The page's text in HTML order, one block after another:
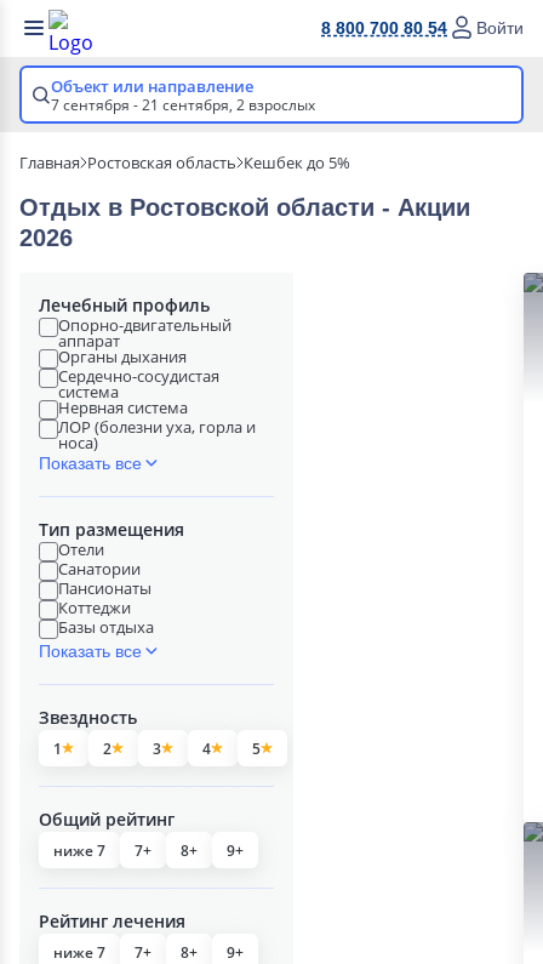
8 800 700 80 54 Войти
Объект или направление
7 сентября - 21 сентября, 2 взрослых
Главная Ростовская область Кешбек до 5%
Отдых в Ростовской области - Акции
2026
Лечебный профиль
Опорно-двигательный
аппарат
Органы дыхания
Сердечно-сосудистая
система
Нервная система
ЛОР (болезни уха, горла и
носа)
Показать все
Тип размещения
Отели
Санатории
Пансионаты
Коттеджи
Базы отдыха
Показать все
Звездность
1 2 3 4 5
Общий рейтинг
ниже 7 7+ 8+ 9+
Рейтинг лечения
ниже 7 7+ 8+ 9+